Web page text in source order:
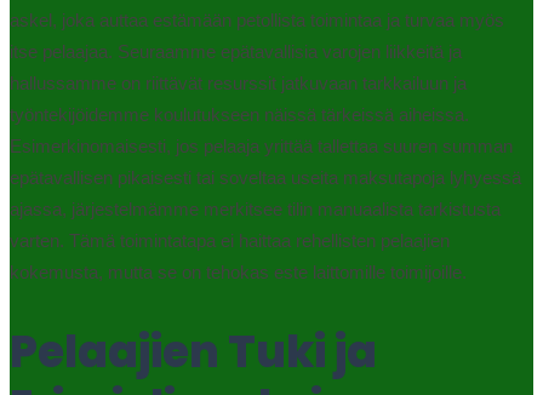
askel, joka auttaa estämään petollista toimintaa ja turvaa myös
itse pelaajaa. Seuraamme epätavallisia varojen liikkeitä ja
hallussamme on riittävät resurssit jatkuvaan tarkkailuun ja
työntekijöidemme koulutukseen näissä tärkeissä aiheissa.
Esimerkinomaisesti, jos pelaaja yrittää tallettaa suuren summan
epätavallisen pikaisesti tai soveltaa useita maksutapoja lyhyessä
ajassa, järjestelmämme merkitsee tilin manuaalista tarkistusta
varten. Tämä toimintatapa ei haittaa rehellisten pelaajien
kokemusta, mutta se on tehokas este laittomille toimijoille.
Pelaajien Tuki ja